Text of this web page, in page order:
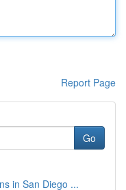
Report Page
Go
in San Diego ...